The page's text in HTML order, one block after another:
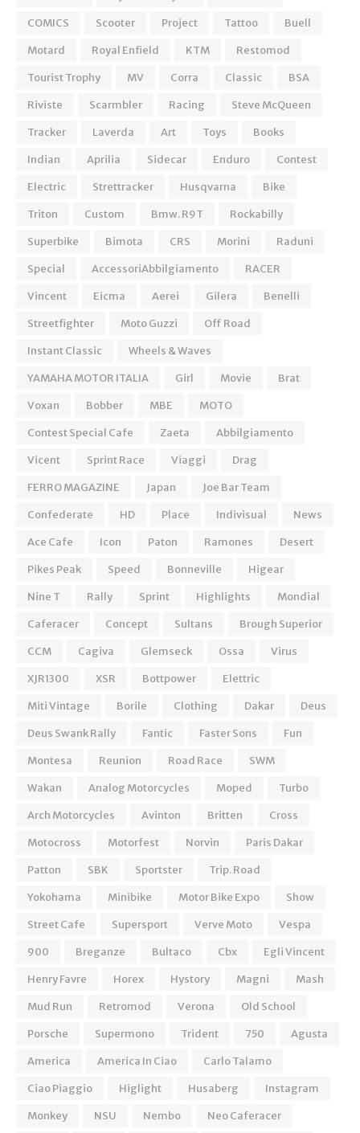
COMICS
Scooter Project Tattoo
Buell
Motard
Royal Enfield KTM
Restomod
Tourist Trophy
MV Corra Classic
BSA
Riviste
Scarmbler Racing
Steve McQueen
Tracker
Laverda Art Toys
Books
Indian
Aprilia Sidecar Enduro
Contest
Electric
Strettracker Husqvarna
Bike
Triton
Custom Bmw. R9T
Rockabilly
Superbike
Bimota CRS Morini
Raduni
Special
AccessoriAbbilgiamento
RACER
Vincent
Eicma Aerei Gilera
Benelli
Streetfighter
Moto Guzzi
Off Road
Instant Classic
Wheels & Waves
YAMAHA MOTOR ITALIA
Girl Movie
Brat
Voxan
Bobber MBE
MOTO
Contest Special Cafe
Zaeta
Abbilgiamento
Vicent
Sprint Race Viaggi
Drag
FERRO MAGAZINE
Japan
Joe Bar Team
Confederate
HD Place Indivisual
News
Ace Cafe
Icon Paton Ramones
Desert
Pikes Peak
Speed Bonneville
Higear
Nine T
Rally Sprint Highlights
Mondial
Caferacer
Concept Sultans
Brough Superior
CCM
Cagiva Glemseck Ossa
Virus
XJR1300
XSR Bottpower
Elettric
Miti Vintage
Borile Clothing Dakar
Deus
Deus Swank Rally
Fantic Faster Sons
Fun
Montesa
Reunion Road Race
SWM
Wakan
Analog Motorcycles Moped
Turbo
Arch Motorcycles
Avinton Britten
Cross
Motocross
Motorfest Norvin
Paris Dakar
Patton
SBK Sportster
Trip. Road
Yokohama
Minibike Motor Bike Expo
Show
Street Cafe
Supersport Verve Moto
Vespa
900
Breganze Bultaco Cbx
Egli Vincent
Henry Favre
Horex Hystory Magni
Mash
Mud Run
Retromod Verona
Old School
Porsche
Supermono Trident 750
Agusta
America
America In Ciao
Carlo Talamo
Ciao Piaggio
Higlight Husaberg
Instagram
Monkey
NSU Nembo
Neo Caferacer